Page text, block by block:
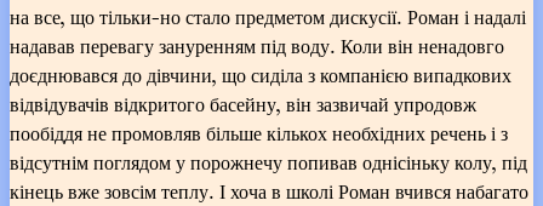
на все, що тільки-но стало предметом дискусії. Роман і надалі
надавав перевагу зануренням під воду. Коли він ненадовго
доєднювався до дівчини, що сиділа з компанією випадкових
відвідувачів відкритого басейну, він зазвичай упродовж
пообіддя не промовляв більше кількох необхідних речень і з
відсутнім поглядом у порожнечу попивав однісіньку колу, під
кінець вже зовсім теплу. І хоча в школі Роман вчився набагато